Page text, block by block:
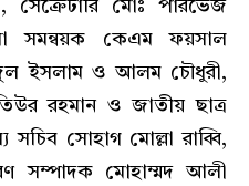
মোঃ পারভেজ
সমন্বয়ক কেএম ফয়সাল
ইসলাম ও আলম চৌধুরী,
রহমান ও জাতীয় ছাত্র
সচিব সোহাগ মোল্লা রাব্বি,
সম্পাদক মোহাম্মদ আলী